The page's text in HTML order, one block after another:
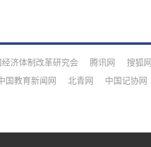
经济体制改革研究会 腾讯网 搜狐网
国教育新闻网 北青网 中国记协网